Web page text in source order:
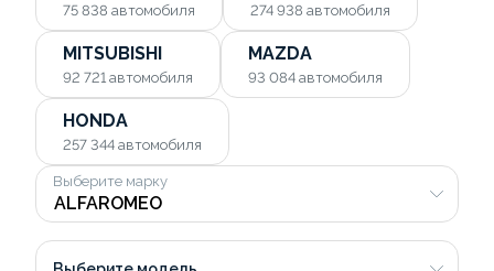
75 838 автомобиля 274 938 автомобиля
MITSUBISHI
92 721 автомобиля
MAZDA
93 084 автомобиля
HONDA
257 344 автомобиля
Выберите марку